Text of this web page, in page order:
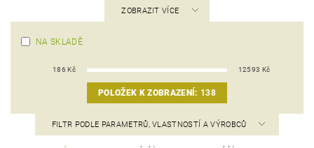
ZOBRAZIT VÍCE
NA SKLADĚ
186 Kč 12593 Kč
POLOŽEK K ZOBRAZENÍ: 138
FILTR PODLE PARAMETRŮ, VLASTNOSTÍ A VÝROBCŮ